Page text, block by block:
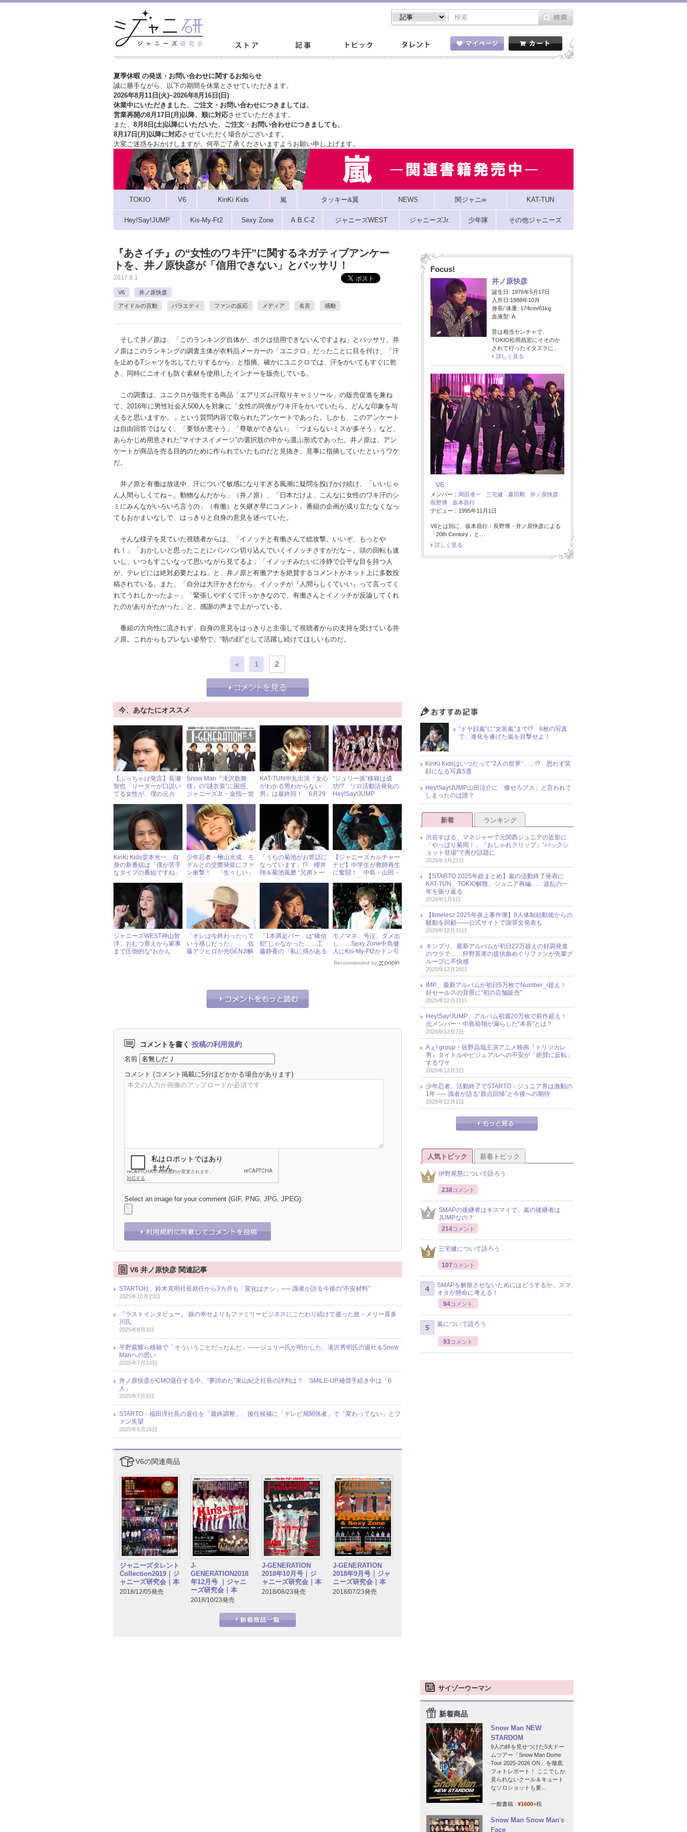
夏季休暇 の発送・お問い合わせに関するお知らせ
誠に勝手ながら、以下の期間を休業とさせていただきます。
2026年8月11日(火)~2026年8月16日(日)
休業中にいただきました、ご注文・お問い合わせにつきましては、
営業再開の8月17日(月)以降、順に対応させていただきます。
また、 8月8日(土)以降にいただいた、ご注文・ お問い合わせにつきましても、
8月17日(月)以降に対応させていただく場合がございます。
大変ご迷惑をおかけしますが、 何卒ご了承くださいますようお願い申し上げます。
TOKIO V6 KinKi Kids 嵐 タッキー&翼 NEWS 関ジャニ∞ KAT-TUN
Hey!Say!JUMP Kis-My-Ft2 Sexy Zone A.B.C-Z ジャニーズWEST ジャニーズJr. 少年隊 その他ジャニーズ
『あさイチ』の“女性のワキ汗”に関するネガティブアンケー
トを、井ノ原快彦が「信用できない」とバッサリ！
2017.6.1
V6 井ノ原快彦
アイドルの言動 バラエティ ファンの反応 メディア 名言 感動
そして井ノ原は、「このランキング自体が、ボクは信用できないんですよね」とバッサリ。井
ノ原はこのランキングの調査主体が衣料品メーカーの「ユニクロ」だったことに目を付け、「汗
を止めるTシャツを出してたりするから」と指摘。確かにユニクロでは、汗をかいてもすぐに乾
き、同時にニオイも防ぐ素材を使用したインナーを販売している。
この調査は、ユニクロが販売する商品「エアリズム汗取りキャミソール」の販売促進を兼ね
て、2016年に男性社会人500人を対象に「女性の同僚がワキ汗をかいていたら、どんな印象を与
えると思いますか。」という質問内容で取られたアンケートであった。しかも、このアンケート
は自由回答ではなく、「要領が悪そう」「尊敬ができない」「つまらないミスが多そう」など、
あらかじめ用意された“マイナスイメージ”の選択肢の中から選ぶ形式であった。井ノ原は、アン
ケートが商品を売る目的のために作られていたものだと見抜き、見事に指摘していたというワケ
だ。
井ノ原と有働は放送中、汗について敏感になりすぎる風潮に疑問を投げかけ続け、「いいじゃ
ん人間らしくてね～。動物なんだから」（井ノ原）、「日本だけよ、こんなに女性のワキ汗のシ
ミにみんながいろいろ言うの」（有働）と矢継ぎ早にコメント。番組の企画が成り立たなくなっ
てもおかまいなしで、はっきりと自身の意見を述べていた。
そんな様子を見ていた視聴者からは、「イノッチと有働さんで総攻撃。いいぞ、もっとや
れ！」「おかしいと思ったことにバンバン切り込んでいくイノッチさすがだな～。頭の回転も速
いし、いつもすごいなって思いながら見てるよ」「イノッチみたいに冷静で公平な目を持つ人
が、テレビには絶対必要だよね」と、井ノ原と有働アナを絶賛するコメントがネット上に多数投
稿されている。また、「自分は大汗かきだから、イノッチが『人間らしくていい』って言ってく
れてうれしかったよ～」「緊張しやすくて汗っかきなので、有働さんとイノッチが反論してくれ
たのがありがたかった」と、感謝の声まで上がっている。
番組の方向性に流されず、自身の意見をはっきりと主張して視聴者からの支持を受けている井
ノ原。これからもブレない姿勢で、“朝の顔”として活躍し続けてほしいものだ。
« 1 2
今、あなたにオススメ
【ぶっちゃけ発言】長瀬
智也「リーダーが口説い
てる女性が、僕の元カ
Snow Man『滝沢歌舞
伎』の“謎衣装”に困惑、
ジャニーズJr.・金指一世
ジャニーズ“気になる”写
KAT-TUN中丸出演『女心
がわかる男わからない
男』は最終回！ 6月29
ドル出演情報
“ジュリー派”移籍は成
功!? ソロ活動活発化の
Hey!Say!JUMP
KinKi Kids堂本光一、自
身の新番組は「僕が苦手
なタイプの番組ですね」
少年忍者・檜山光成、モ
デルとの交際発覚にファ
ン衝撃！ 「生々しい」
手とは？ « ジャニーズ研
「うちの菊池がお世話に
なっています」!? 櫻井
翔＆菊池風磨 “兄弟トー
【ジャニーズカルチャー
ナビ】中学生が教師再生
に奮闘！ 中島・山田・
『スクラップ・ティーチ
ャー』
ジャニーズWEST神山智
洋、おむつ替えから家事
まで圧倒的な“おかん
「オレは今終わったって
いう感じだった」……佐
藤アツヒロが光GENJI解
「1本満足バー」は“確信
犯”じゃなかった……工
藤静香の「私に得がある
モノマネ、号泣、ダメ出
し……Sexy Zone中島健
人にKis-My-Ft2がドン引
Recommended by
コメントを書く 投稿の利用規約
名前
コメント (コメント掲載に5分ほどかかる場合があります)
Select an image for your comment (GIF, PNG, JPG, JPEG):
V6 井ノ原快彦 関連記事
STARTO社、鈴木克明社長就任から3カ月も「変化はナシ」── 識者が語る今後の“不安材料”
2025年10月23日
『ラストインタビュー』 娘の幸せよりもファミリービジネスにこだわり続けて逝った故・メリー喜多
川氏
2025年8月3日
平野紫耀ら移籍で「そういうことだったんだ」――ジュリー氏が明かした、滝沢秀明氏の退社＆Snow
Manへの思い
2025年7月23日
井ノ原快彦がCMO退任する中、“夢諦めた”東山紀之社長の評判は？ SMILE-UP.補償手続き中は「6
人」
2025年7月8日
STARTO・福田淳社長の退任を「最終調整」、後任候補に「テレビ局関係者」で「変わってない」とフ
ァン失望
2025年6月16日
V6の関連商品
ジャニーズタレント
Collection2019｜ジ
ャニーズ研究会｜本
2018/12/05発売
J-
GENERATION2018
年12月号 ｜ジャニ
ーズ研究会｜本
2018/10/23発売
J-GENERATION
2018年10月号｜ジ
ャニーズ研究会｜本
2018/08/23発売
J-GENERATION
2018年9月号｜ジャ
ニーズ研究会｜本
2018/07/23発売
Focus!
井ノ原快彦
誕生日: 1976年5月17日
入所日:1988年10月
身長/ 体重: 174cm/61kg
血液型: A
昔は相当ヤンチャで、
TOKIO松岡昌宏にそそのか
されて行ったイタズラに…
詳しく見る
V6
メンバー： 岡田准一 三宅健 森田剛
井ノ原快彦
長野博
坂本昌行
デビュー：1995年11月1日
V6とは別に、坂本昌行・長野博・井ノ原快彦による
「20th Century」と…
詳しく見る
“ドヤ顔嵐”に“女装嵐”まで!? 6枚の写真
で、進化を遂げた嵐を目撃せよ！
KinKi Kidsはいつだって“2人の世界”……!? 思わず笑
顔になる写真5選
Hey!Say!JUMP山田涼介に「痩せろブス」と言われて
しまったのは誰？
新着 ランキング
渋谷すばる、マネジャーで元関西ジュニアの近影に
「やっぱり菊岡！」『おしゃれクリップ』“バックシ
ョット登場”で再び話題に
2026年3月22日
【STARTO 2025年総まとめ】嵐の活動終了発表に
KAT-TUN、TOKIO解散、ジュニア再編……波乱の一
年を振り返る
2026年1月1日
【timelesz 2025年炎上事件簿】8人体制始動後からの
騒動を回顧――公式サイトで謝罪文発表も
2025年12月31日
キンプリ、最新アルバムが初日22万超えの好調発進
のウラで……狩野英孝の提供曲めぐりファンが先輩グ
ループに不快感
2025年12月28日
IMP.、最新アルバムが初日5万枚でNumber_i超え！
好セールスの背景に“初の店舗販売”
2025年12月21日
Hey!Say!JUMP、アルバム初週20万枚で前作超え！
元メンバー・中島裕翔が漏らした“本音”とは？
2025年12月7日
Aぇ! group・佐野晶哉主演アニメ映画『トリツカレ
男』タイトルやビジュアルへの不安が「絶賛に反転」
するワケ
2025年12月3日
少年忍者、活動終了でSTARTO・ジュニア界は激動の
1年 ── 識者が語る“原点回帰”と今後への期待
2025年12月1日
人気トピック 新着トピック
伊野尾慧について語ろう
238コメント
SMAPの後継者はキスマイで、嵐の後継者は
JUMPなの？
214コメント
三宅健について語ろう
107 コメント
SMAPを解散させないためにはどうするか、スマ
オタが懸命に考える！
94コメント
嵐について語ろう
93コメント
サイゾーウーマン
新着商品
Snow Man NEW
STARDOM
9人の絆を見せつけた5大ドー
ムツアー「Snow Man Dome
Tour 2025-2026 ON」を徹底
フォトレポート！ ここでしか
見られないクール＆キュート
なソロショットも要...
一般書籍 : ¥1600+税
Snow Man Snow Man's
Face